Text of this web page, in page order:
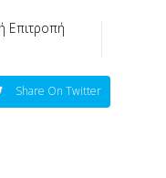
Επιτροπή
Share On Twitter